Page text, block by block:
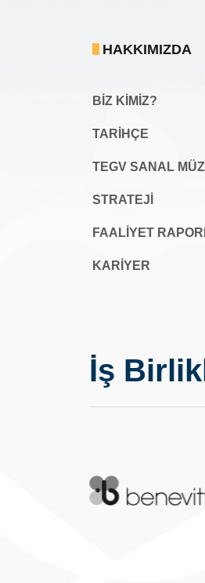
HAKKIMIZDA
BİZ KİMİZ?
TARİHÇE
TEGV SANAL
STRATEJİ
FAALİYET
KARIYER
İş